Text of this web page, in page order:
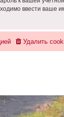
ввести ваше
Удалить